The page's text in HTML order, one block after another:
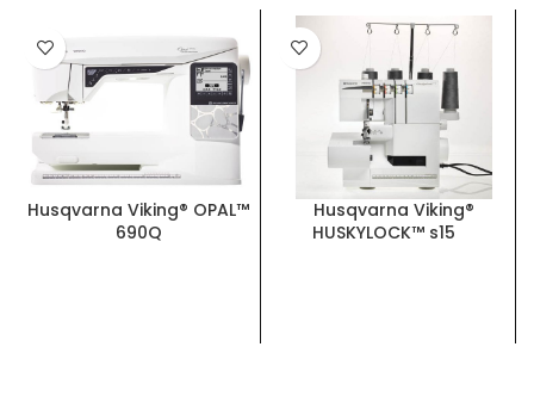
Husqvarna Viking® OPAL™
690Q
Husqvarna Viking®
HUSKYLOCK™ s15